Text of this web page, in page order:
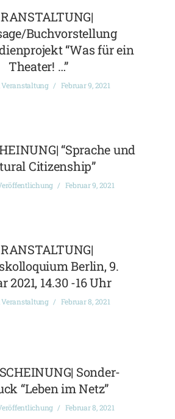
Buchvorstellung
“Was für ein
Theater! …”
,Veranstaltung Februar 9, 2021
“Sprache und
Citizenship”
Februar 9, 2021
Berlin, 9.
2021, 14.30 -16 Uhr
,Veranstaltung Februar 8, 2021
Sonder-
“Leben im Netz”
Februar 8, 2021